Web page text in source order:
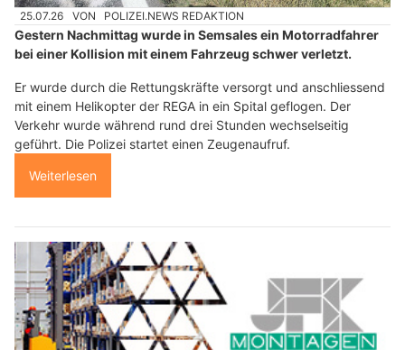
25.07.26 VON POLIZEI.NEWS REDAKTION
Gestern Nachmittag wurde in Semsales ein Motorradfahrer
bei einer Kollision mit einem Fahrzeug schwer verletzt.
Er wurde durch die Rettungskräfte versorgt und anschliessend
mit einem Helikopter der REGA in ein Spital geflogen. Der
Verkehr wurde während rund drei Stunden wechselseitig
geführt. Die Polizei startet einen Zeugenaufruf.
Weiterlesen